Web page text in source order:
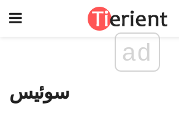
ad
سوئیس